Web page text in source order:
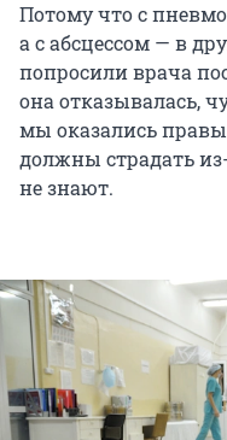
Потому что с
а с абсцессом — в
попросили врача
она отказывалась,
мы оказались
должны страдать
не знают.